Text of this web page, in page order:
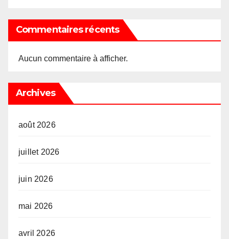
Commentaires récents
Aucun commentaire à afficher.
Archives
août 2026
juillet 2026
juin 2026
mai 2026
avril 2026